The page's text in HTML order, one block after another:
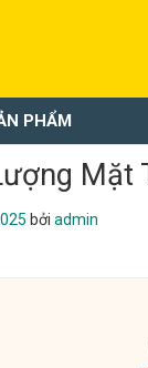
PHẨM
Mặt
bởi admin